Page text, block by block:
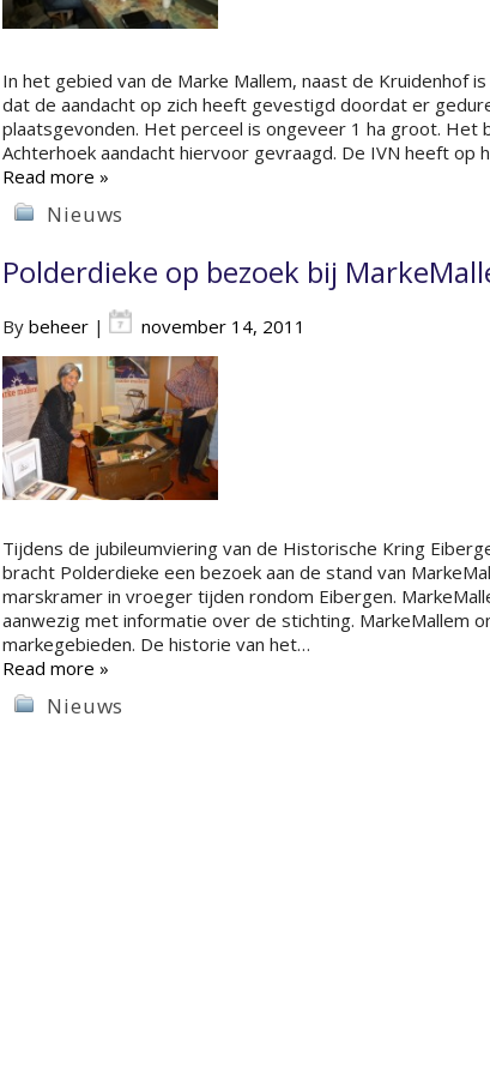
In het gebied van de Marke Mallem, naast de Kruidenhof
dat de aandacht op zich heeft gevestigd doordat er
plaatsgevonden. Het perceel is ongeveer 1 ha groot. Het
Achterhoek aandacht hiervoor gevraagd. De IVN heeft op
Read more »
Nieuws
Polderdieke op bezoek bij
By beheer| november 14, 2011
Tijdens de jubileumviering van de Historische Kring
bracht Polderdieke een bezoek aan de stand van
marskramer in vroeger tijden rondom Eibergen.
aanwezig met informatie over de stichting. MarkeMallem
markegebieden. De historie van het…
Read more »
Nieuws